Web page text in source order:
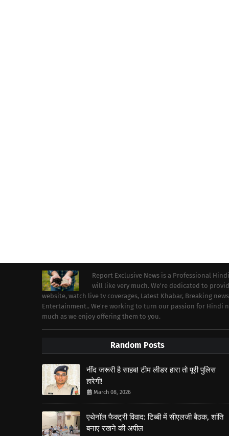
Report Exclusive News is a Professional
will like very much. We're dedicated to
website, watch live tv coverages, Latest Khabar, Breaking
Entertainment.. We're working to turn our passion for Hindi
much as we enjoy offering them to you.
Random Posts
नींद जरूरी है साहब! टीम लीडर हारा तो पूरी पुलिस
हारेगी!
March 08, 2026
एथेनॉल फैक्ट्री विवाद: टिब्बी में सीएलजी बैठक, शांति
बनाए रखने की अपील